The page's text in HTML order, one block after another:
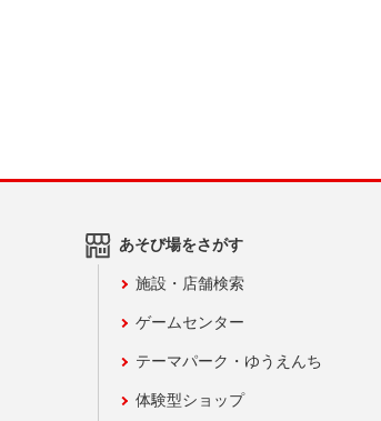
あそび場をさがす
施設・店舗検索
ゲームセンター
テーマパーク・ゆうえんち
体験型ショップ